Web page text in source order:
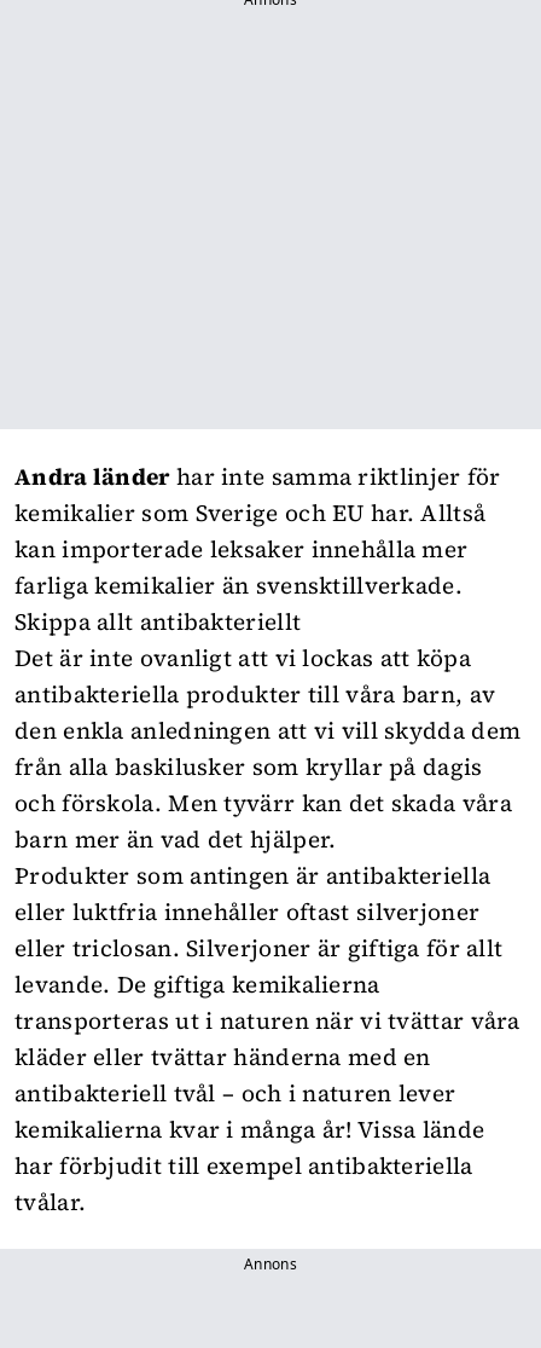
Andra länderhar inte samma riktlinjer för
kemikalier som Sverige och EU har. Alltså
kan importerade leksaker innehålla mer
farliga kemikalier än svensktillverkade.
Skippa allt antibakteriellt
Det är inte ovanligt att vi lockas att köpa
antibakteriella produkter till våra barn, av
den enkla anledningen att vi vill skydda dem
från alla baskilusker som kryllar på dagis
och förskola. Men tyvärr kan det skada våra
barn mer än vad det hjälper.
Produkter som antingen är antibakteriella
eller luktfria innehåller oftast silverjoner
eller triclosan. Silverjoner är giftiga för allt
levande. De giftiga kemikalierna
transporteras ut i naturen när vi tvättar våra
kläder eller tvättar händerna med en
antibakteriell tvål – och i naturen lever
kemikalierna kvar i många år! Vissa lände
har förbjudit till exempel antibakteriella
tvålar.
Annons